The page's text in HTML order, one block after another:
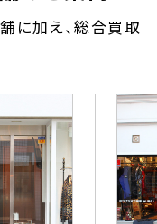
に加え、総合買取